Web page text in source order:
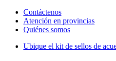
Contáctenos
Atención en provincias
Quiénes somos
Ubique el kit de sellos de